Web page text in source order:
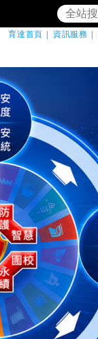
育達首頁 | 資訊服務 |